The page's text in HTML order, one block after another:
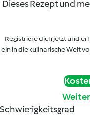
Dieses Rezept und
Registriere dich jetzt und
ein in die kulinarische Welt
Schwierigkeitsgrad